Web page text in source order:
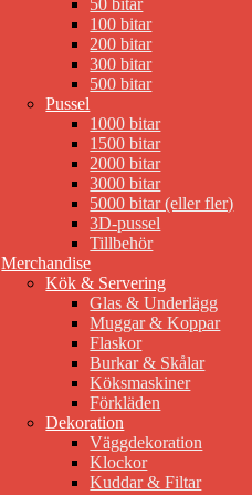
50 bitar
100 bitar
200 bitar
300 bitar
500 bitar
Pussel
1000 bitar
1500 bitar
2000 bitar
3000 bitar
5000 bitar (eller fler)
3D-pussel
Tillbehör
Merchandise
Kök & Servering
Glas & Underlägg
Muggar & Koppar
Flaskor
Burkar & Skålar
Köksmaskiner
Förkläden
Dekoration
Väggdekoration
Klockor
Kuddar & Filtar